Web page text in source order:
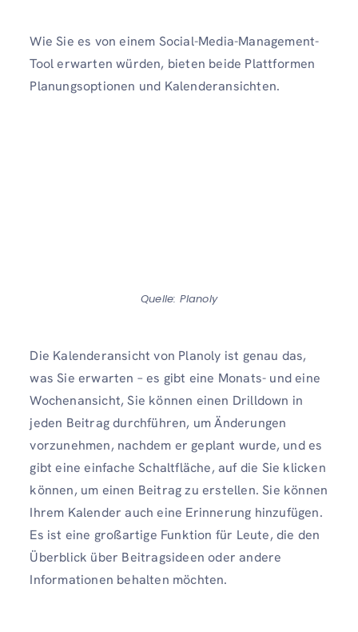
Wie Sie es von einem Social-Media-Management-
Tool erwarten würden, bieten beide Plattformen
Planungsoptionen und Kalenderansichten.
Quelle: Planoly
Die Kalenderansicht von Planoly ist genau das,
was Sie erwarten – es gibt eine Monats- und eine
Wochenansicht, Sie können einen Drilldown in
jeden Beitrag durchführen, um Änderungen
vorzunehmen, nachdem er geplant wurde, und es
gibt eine einfache Schaltfläche, auf die Sie klicken
können, um einen Beitrag zu erstellen. Sie können
Ihrem Kalender auch eine Erinnerung hinzufügen.
Es ist eine großartige Funktion für Leute, die den
Überblick über Beitragsideen oder andere
Informationen behalten möchten.